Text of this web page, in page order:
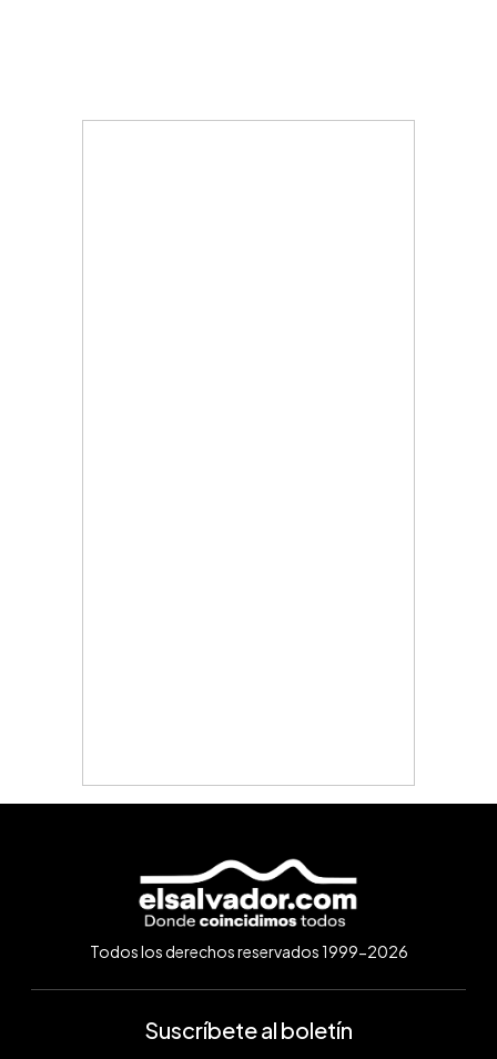
Todos los derechos reservados 1999-2026
Suscríbete al boletín